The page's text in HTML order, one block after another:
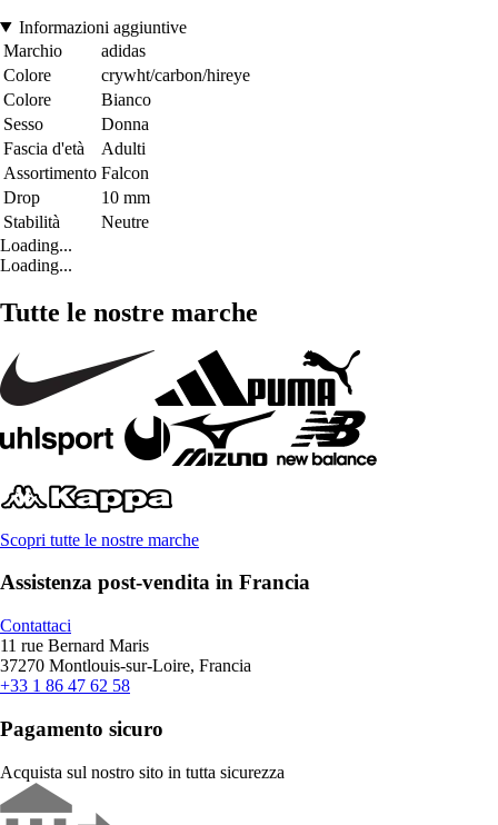
Informazioni aggiuntive
Marchio
adidas
Colore
crywht/carbon/hireye
Colore
Bianco
Sesso
Donna
Fascia d'età
Adulti
Assortimento Falcon
Drop
10 mm
Stabilità
Neutre
Loading...
Loading...
Tutte le nostre marche
Scopri tutte le nostre marche
Assistenza post-vendita in Francia
Contattaci
11 rue Bernard Maris
37270 Montlouis-sur-Loire, Francia
+33 1 86 47 62 58
Pagamento sicuro
Acquista sul nostro sito in tutta sicurezza